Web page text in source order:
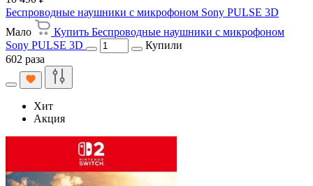
Беспроводные наушники с микрофоном Sony PULSE 3D
Мало
Купить Беспроводные наушники с микрофоном
Sony PULSE 3D
Купили
602 раза
Хит
Акция